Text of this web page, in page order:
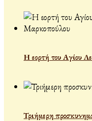
Η εορτή του Αγίου
Τριήμερη